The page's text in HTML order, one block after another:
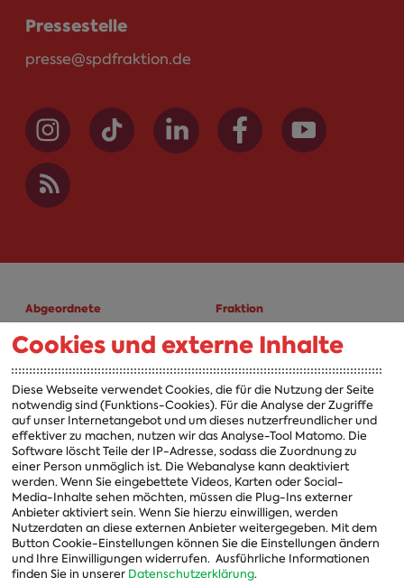
Pressestelle
presse@spdfraktion.de
Abgeordnete
A-Z
Fraktion
Fraktion
Vorsitzender
Vorstand
Arbeitsgruppen
Ausschussvorsitzende
Beauftragte
Landesgruppen
Organisation
Cookies und externe Inhalte
Diese Webseite verwendet Cookies, die für die Nutzung der Seite
notwendig sind (Funktions-Cookies). Für die Analyse der Zugriffe
auf unser Internetangebot und um dieses nutzerfreundlicher und
effektiver zu machen, nutzen wir das Analyse-Tool Matomo. Die
Software löscht Teile der IP-Adresse, sodass die Zuordnung zu
einer Person unmöglich ist. Die Webanalyse kann deaktiviert
werden. Wenn Sie eingebettete Videos, Karten oder Social-
Media-Inhalte sehen möchten, müssen die Plug-Ins externer
Anbieter aktiviert sein. Wenn Sie hierzu einwilligen, werden
Nutzerdaten an diese externen Anbieter weitergegeben. Mit dem
Button Cookie-Einstellungen können Sie die Einstellungen ändern
und Ihre Einwilligungen widerrufen. Ausführliche Informationen
finden Sie in unserer Datenschutzerklärung.